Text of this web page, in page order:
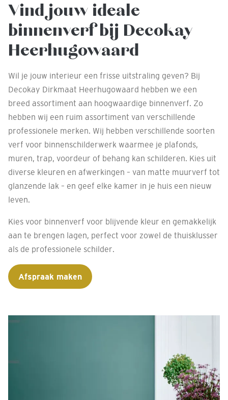
Vind jouw ideale
binnenverf bij Decokay
Heerhugowaard
Wil je jouw interieur een frisse uitstraling geven? Bij
Decokay Dirkmaat Heerhugowaard hebben we een
breed assortiment aan hoogwaardige binnenverf. Zo
hebben wij een ruim assortiment van verschillende
professionele merken. Wij hebben verschillende soorten
verf voor binnenschilderwerk waarmee je plafonds,
muren, trap, voordeur of behang kan schilderen. Kies uit
diverse kleuren en afwerkingen – van matte muurverf tot
glanzende lak – en geef elke kamer in je huis een nieuw
leven.
Kies voor binnenverf voor blijvende kleur en gemakkelijk
aan te brengen lagen, perfect voor zowel de thuisklusser
als de professionele schilder.
Afspraak maken